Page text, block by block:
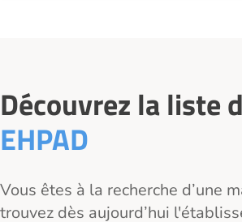
Découvrez la liste
EHPAD
Vous êtes à la recherche d’une
trouvez dès aujourd’hui